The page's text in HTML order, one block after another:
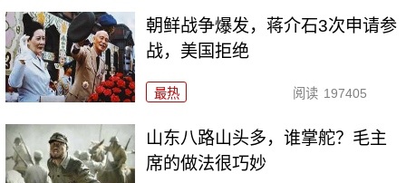
朝鲜战争爆发，蒋介石3次申请参
战，美国拒绝
最热 阅读 197405
山东八路山头多，谁掌舵？毛主
席的做法很巧妙